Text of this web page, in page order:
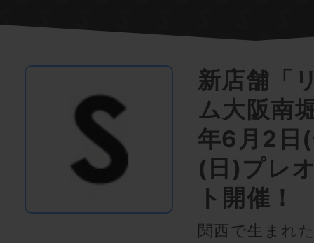
新店舗「
ム大阪南
年6月2日
(日)プレ
ト開催！
関西で生まれ